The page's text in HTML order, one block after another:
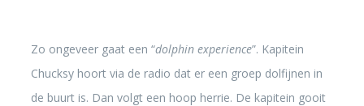
Zo ongeveer gaat een “dolphin experience”. Kapitein
Chucksy hoort via de radio dat er een groep dolfijnen in
de buurt is. Dan volgt een hoop herrie. De kapitein gooit